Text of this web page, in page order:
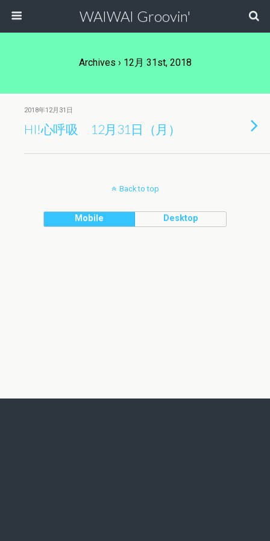
WAIWAI Groovin'
Archives › 12月 31st, 2018
2018年12月31日
HI!心呼吸 12月31日（月）
Back to top
Mobile Desktop